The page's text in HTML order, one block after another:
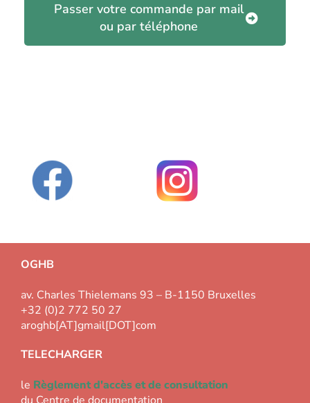
Passer votre commande par mail
ou par téléphone
OGHB
av. Charles Thielemans 93 – B-1150 Bruxelles
+32 (0)2 772 50 27
aroghb[AT]gmail[DOT]com
TELECHARGER
le Règlement d'accès et de consultation